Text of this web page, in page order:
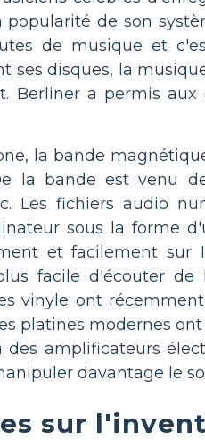
de son
de musique et
ses disques, la
Berliner a permis
la bande
la bande est venu
Les fichiers audio
sous la forme
et facilement sur
facile d'écouter
vinyle ont
platines modernes
amplificateurs
davantage le
sur